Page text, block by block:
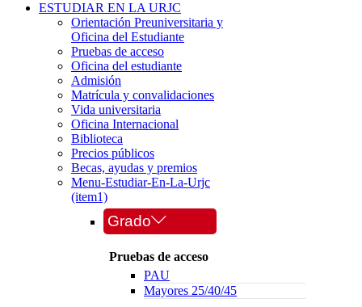
ESTUDIAR EN LA URJC
Orientación Preuniversitaria y
Oficina del Estudiante
Pruebas de acceso
Oficina del estudiante
Admisión
Matrícula y convalidaciones
Vida universitaria
Oficina Internacional
Biblioteca
Precios públicos
Becas, ayudas y premios
Menu-Estudiar-En-La-Urjc
(item1)
Grado
Pruebas de acceso
PAU
Mayores 25/40/45